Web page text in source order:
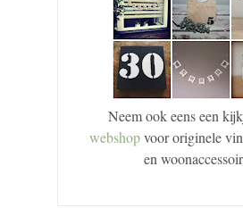
Neem ook eens een
webshopvoor originele
en